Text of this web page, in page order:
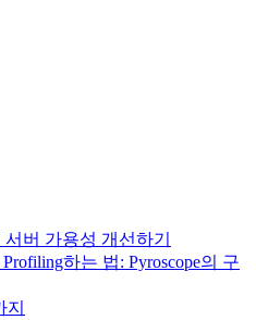
버 가용성 개선하기
하는 법: Pyroscope의 구